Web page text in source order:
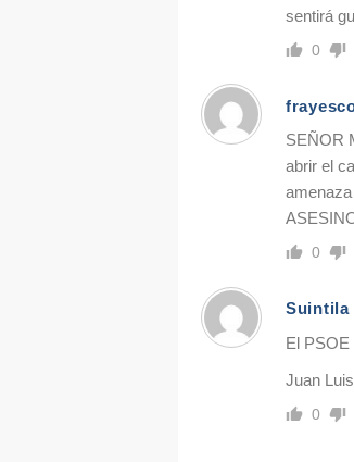
sentirá
0
SEÑOR
abrir el
0
Suintila
El PSOE
Juan
0